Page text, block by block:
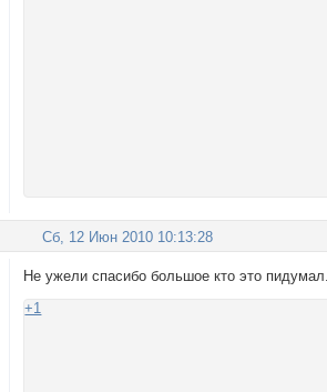
Сб, 12 Июн 2010 10:13:28
Не ужели спасибо большое кто это пидумал..
+1